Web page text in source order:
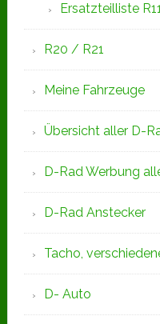
Ersatzteilliste
R20 / R21
Meine Fahrzeuge
Übersicht aller D-
D-Rad Werbung
D-Rad Anstecker
Tacho,
D- Auto